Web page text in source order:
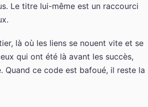
Le titre lui-même est un raccourci
là où les liens se nouent vite et se
qui ont été là avant les succès,
ce code est bafoué, il reste la